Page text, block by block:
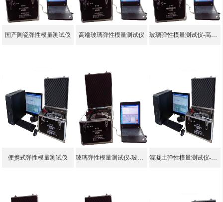
国产陶瓷弹性模量测试仪 高端玻璃弹性模量测试仪 玻璃弹性模量测试仪-高端玻璃弹性模量测试仪
便携式弹性模量测试仪 玻璃弹性模量测试仪-玻璃弹性模量测试仪价格 混凝土弹性模量测试仪-动弹仪厂家